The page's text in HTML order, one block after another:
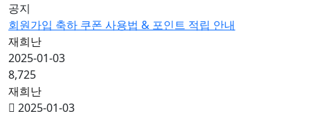
공지
회원가입 축하 쿠폰 사용법 & 포인트 적립 안내
재희난
2025-01-03
8,725
재희난
2025-01-03